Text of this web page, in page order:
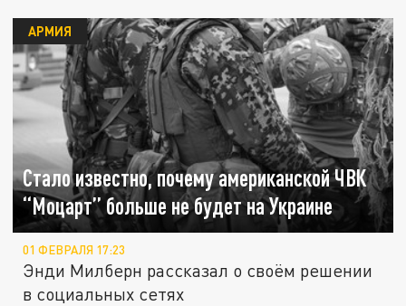
Стало известно, почему американской ЧВК
“Моцарт” больше не будет на Украине
АРМИЯ
01 ФЕВРАЛЯ 17:23
Энди Милберн рассказал о своём решении
в социальных сетях